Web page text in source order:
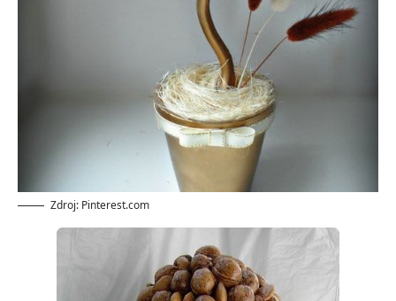
Zdroj: Pinterest.com